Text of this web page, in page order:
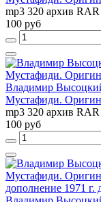
mp3 320 архив RAR
100 руб
Владимир
Мустафиди.
mp3 320 архив RAR
100 руб